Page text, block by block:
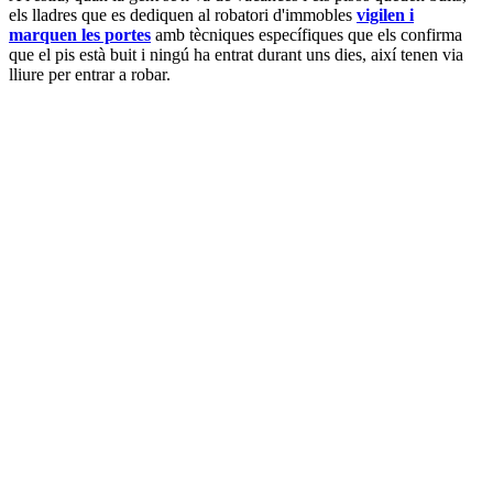
els lladres que es dediquen al robatori d'immobles vigilen i
marquen les portes amb tècniques específiques que els confirma
que el pis està buit i ningú ha entrat durant uns dies, així tenen via
lliure per entrar a robar.